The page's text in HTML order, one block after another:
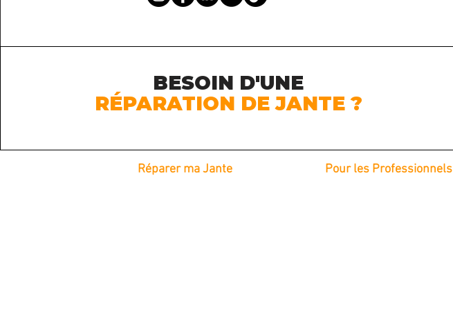
BESOIN D'UNE
RÉPARATION DE JANTE ?
Réparer ma Jante Pour les Professionnels